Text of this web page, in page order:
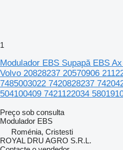
1
Modulador EBS Supapă EBS
Volvo 20828237 20570906
7485003022 7420828237
504100409 7421122034
Preço sob consulta
Modulador EBS
Roménia, Cristesti
ROYAL DRU AGRO S.R.L.